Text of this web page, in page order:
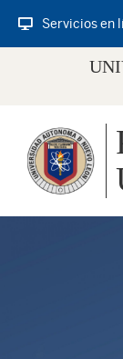
Servicios en